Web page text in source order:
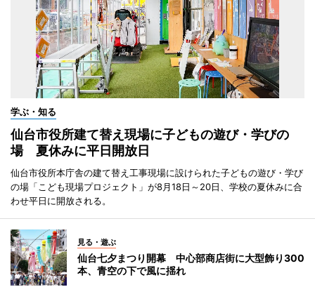
学ぶ・知る
仙台市役所建て替え現場に子どもの遊び・学びの
場 夏休みに平日開放日
仙台市役所本庁舎の建て替え工事現場に設けられた子どもの遊び・学び
の場「こども現場プロジェクト」が8月18日～20日、学校の夏休みに合
わせ平日に開放される。
見る・遊ぶ
仙台七夕まつり開幕 中心部商店街に大型飾り300
本、青空の下で風に揺れ